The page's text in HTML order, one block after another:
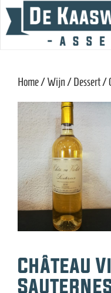
Home/Wijn /Dessert/
Château